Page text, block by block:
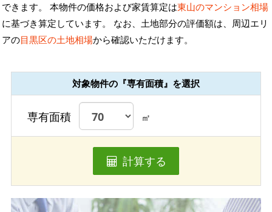
できます。 本物件の価格および家賃算定は東山のマンション相場
に基づき算定しています。 なお、土地部分の評価額は、周辺エリ
アの目黒区の土地相場から確認いただけます。
対象物件の『専有面積』を選択
専有面積 ㎡
計算する